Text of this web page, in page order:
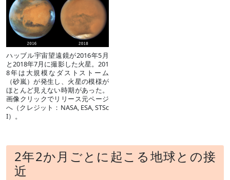
ハッブル宇宙望遠鏡が2016年5月
と2018年7月に撮影した火星。201
8年は大規模なダストストーム
（砂嵐）が発生し、火星の模様が
ほとんど見えない時期があった。
画像クリックでリリース元ページ
へ（クレジット：NASA, ESA, STSc
I）。
2年2か月ごとに起こる地球との接
近